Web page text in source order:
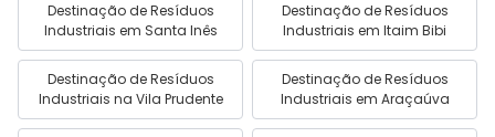
Destinação de Resíduos
Industriais em Santa Inês
Destinação de Resíduos
Industriais em Itaim Bibi
Destinação de Resíduos
Industriais na Vila Prudente
Destinação de Resíduos
Industriais em Araçaúva